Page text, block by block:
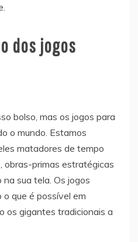
dos jogos
bolso, mas os jogos para
o mundo. Estamos
matadores de tempo
obras-primas estratégicas
sua tela. Os jogos
que é possível em
os gigantes tradicionais a